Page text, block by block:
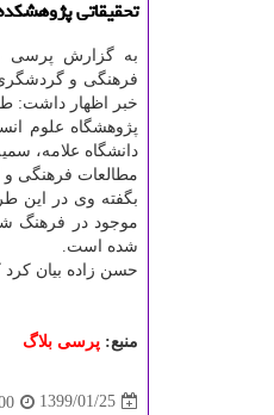
تحقیقاتی پژوهشكده مردم
به گزارش پرسی
فرهنگی و
خبر اظهار داشت:
پژوهشگاه علوم
دانشگاه علامه،
مطالعات فرهنگی و
بگفته وی در این
موجود در فرهنگ
شده است.
حسن زاده بیان
منبع: پرسی بلاگ
1399/01/25